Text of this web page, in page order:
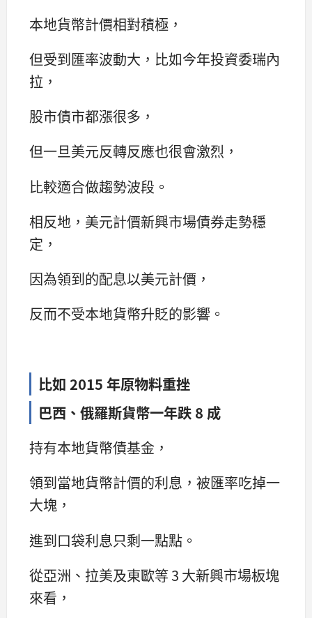
本地貨幣計價相對積極，
但受到匯率波動大，比如今年投資委瑞內
拉，
股市債市都漲很多，
但一旦美元反轉反應也很會激烈，
比較適合做趨勢波段。
相反地，美元計價新興市場債券走勢穩
定，
因為領到的配息以美元計價，
反而不受本地貨幣升貶的影響。
比如 2015 年原物料重挫
巴西、俄羅斯貨幣一年跌 8 成
持有本地貨幣債基金，
領到當地貨幣計價的利息，被匯率吃掉一
大塊，
進到口袋利息只剩一點點。
從亞洲、拉美及東歐等 3 大新興市場板塊
來看，